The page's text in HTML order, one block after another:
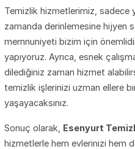
Temizlik hizmetlerimiz, sadece
zamanda derinlemesine hijyen
memnuniyeti bizim için
yapıyoruz. Ayrıca, esnek
dilediğiniz zaman hizmet
temizlik işlerinizi uzman ellere
yaşayacaksınız.
Sonuç olarak, Esenyurt
hizmetlerle hem evlerinizi hem